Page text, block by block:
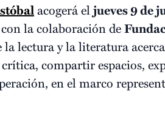
acogerá eljueves 9 de
la colaboración de
lectura y la literatura
compartir espacios,
en el marco